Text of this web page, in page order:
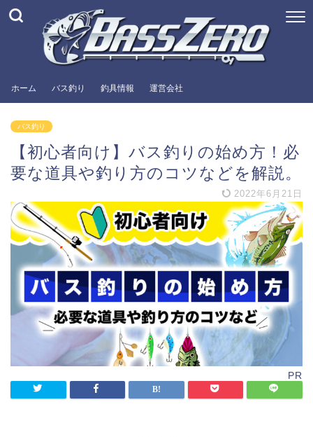
ホーム バス釣り 釣具情報 運営会社
バス釣り
【初心者向け】バス釣りの始め方！必
要な道具や釣り方のコツなどを解説。
2022年6月21日
PR